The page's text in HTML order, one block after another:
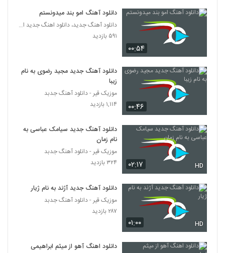
آهنگ هیس از سینا شعبانخانی(پاپ)
931 همراه متن ترانه
932
Man)
دانلود آهنگ اتیکت از موئر
934
۱,۶۹۵ بازدید
935
Akharin Parvaz)
۰۰:۵۴
دانلود آهنگ امو بند میدونستم
دانلود آهنگ جدید، دانلود اهنگ جدید ایرانی
۵۹۱ بازدید
۰۰:۴۶
دانلود آهنگ جدید مجید رضوی به نام
زیبا
موزیک قیر - دانلود آهنگ جدبد
۱,۱۱۴ بازدید
۰۲:۱۷ HD
دانلود آهنگ جدید سیامک عباسی به
نام زمان
موزیک قیر - دانلود آهنگ جدبد
۳۲۴ بازدید
۰۱:۰۰ HD
دانلود آهنگ جدید آژند به نام ژیار
موزیک قیر - دانلود آهنگ جدبد
۲۸۷ بازدید
دانلود اهنگ آهو از میثم ابراهیمی